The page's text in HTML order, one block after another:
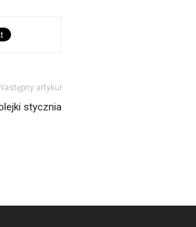
Następny artykuł
stycznia